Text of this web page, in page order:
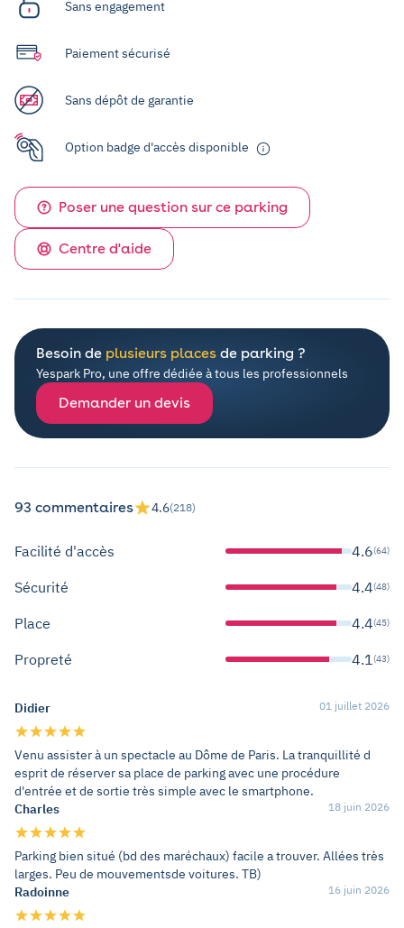
Sans engagement
Paiement sécurisé
Sans dépôt de garantie
Option badge d'accès disponible
Poser une question sur ce parking
Centre d'aide
Besoin de plusieurs places de parking ?
Yespark Pro, une offre dédiée à tous les professionnels
Demander un devis
93 commentaires 4.6(218)
Facilité d'accès 4.6(64)
Sécurité 4.4(48)
Place 4.4(45)
Propreté 4.1(43)
Didier 01 juillet 2026
Venu assister à un spectacle au Dôme de Paris. La tranquillité d
esprit de réserver sa place de parking avec une procédure
d'entrée et de sortie très simple avec le smartphone.
Charles
18 juin 2026
Parking bien situé (bd des maréchaux) facile a trouver. Allées très
larges. Peu de mouvementsde voitures. TB)
Radoinne
16 juin 2026